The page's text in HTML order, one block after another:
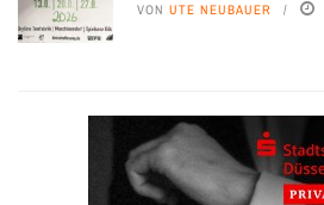
VON UTE NEUBAUER